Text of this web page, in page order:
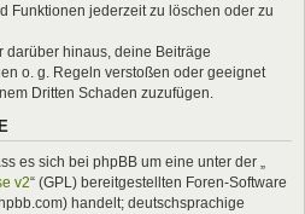
Funktionen jederzeit zu löschen oder zu
darüber hinaus, deine Beiträge
o. g. Regeln verstoßen oder geeignet
Dritten Schaden zuzufügen.
es sich bei phpBB um eine unter der „
v2“ (GPL) bereitgestellten Foren-Software
handelt; deutschsprachige